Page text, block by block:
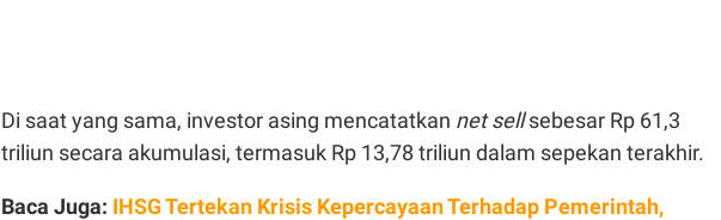
Di saat yang sama, investor asing mencatatkan net sellsebesar Rp 61,3
triliun secara akumulasi, termasuk Rp 13,78 triliun dalam sepekan terakhir.
Baca Juga: IHSG Tertekan Krisis Kepercayaan Terhadap Pemerintah,